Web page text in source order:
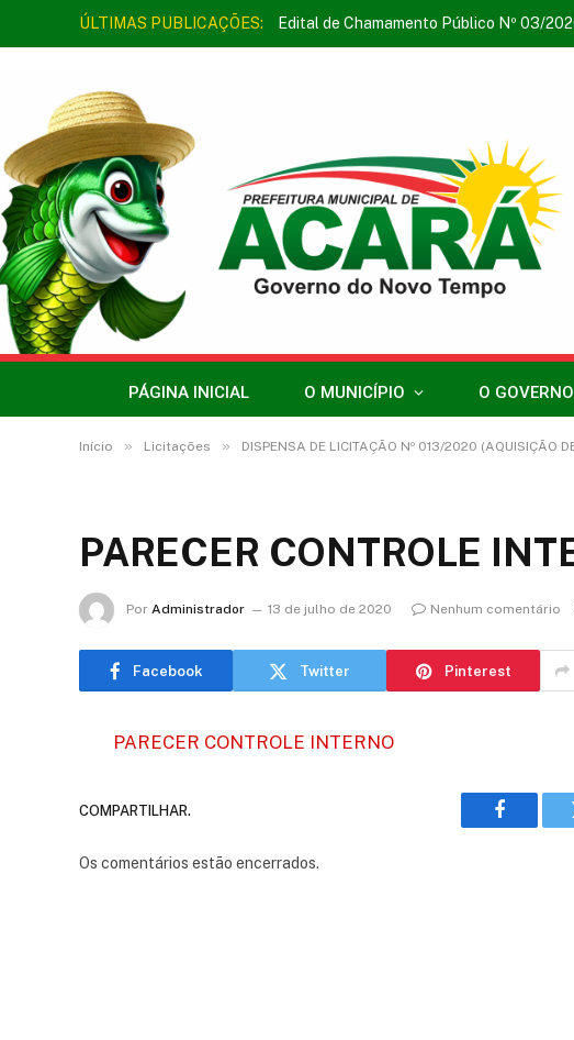
ÚLTIMAS PUBLICAÇÕES: Edital de Chamamento Público Nº 03/
PÁGINA INICIAL O MUNICÍPIO O GOVERNO
Início » Licitações » DISPENSA DE LICITAÇÃO Nº 013/2020 (AQUISIÇÃO
PARECER CONTROLE
Por Administrador 13 de julho de 2020 Nenhum comentário
Facebook Twitter Pinterest
PARECER CONTROLE INTERNO
COMPARTILHAR.
Facebook
Os comentários estão encerrados.